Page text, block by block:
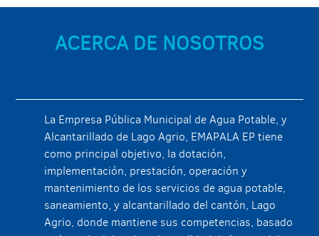
ACERCA DE NOSOTROS
La Empresa Pública Municipal de Agua Potable, y
Alcantarillado de Lago Agrio, EMAPALA EP tiene
como principal objetivo, la dotación,
implementación, prestación, operación y
mantenimiento de los servicios de agua potable,
saneamiento, y alcantarillado del cantón, Lago
Agrio, donde mantiene sus competencias, basado